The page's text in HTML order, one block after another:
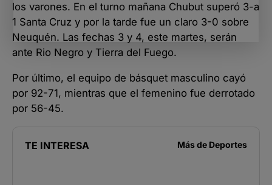
los varones. En el turno mañana Chubut superó 3-a
1 Santa Cruz y por la tarde fue un claro 3-0 sobre
Neuquén. Las fechas 3 y 4, este martes, serán
ante Rio Negro y Tierra del Fuego.
Por último, el equipo de básquet masculino cayó
por 92-71, mientras que el femenino fue derrotado
por 56-45.
TE INTERESA Más de Deportes